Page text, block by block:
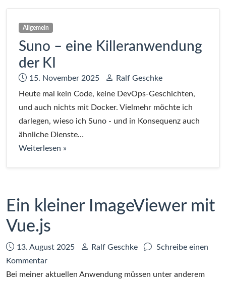
Allgemein
Suno – eine Killeranwendung
der KI
Datum:
15. November 2025 Autor:
Ralf Geschke
Heute mal kein Code, keine DevOps-Geschichten,
und auch nichts mit Docker. Vielmehr möchte ich
darlegen, wieso ich Suno - und in Konsequenz auch
ähnliche Dienste…
Weiterlesen bei
Killeranwendung
»
Ein kleiner ImageViewer mit
Vue.js
Datum:
13. August 2025 Autor:
Ralf Geschke
Schreibe einen
Kommentarzu
Ein
Bei meiner aktuellen Anwendung müssen unter anderem